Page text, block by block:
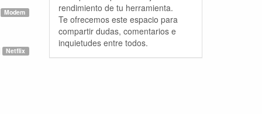
Modem
Netflix
rendimiento de tu herramienta.
Te ofrecemos este espacio para
compartir dudas, comentarios e
inquietudes entre todos.